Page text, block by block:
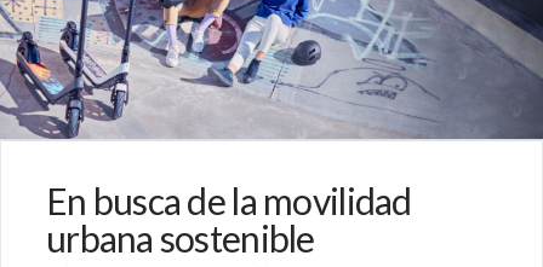
En busca de la movilidad
urbana sostenible